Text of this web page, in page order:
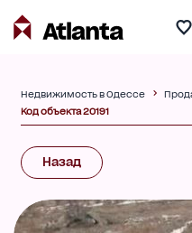
Недвижимость в Одессе
Код объекта 20191
Назад